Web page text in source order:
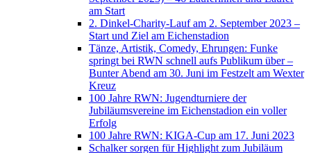
am Start
2. Dinkel-Charity-Lauf am 2. September 2023 –
Start und Ziel am Eichenstadion
Tänze, Artistik, Comedy, Ehrungen: Funke
springt bei RWN schnell aufs Publikum über –
Bunter Abend am 30. Juni im Festzelt am Wexter
Kreuz
100 Jahre RWN: Jugendturniere der
Jubiläumsvereine im Eichenstadion ein voller
Erfolg
100 Jahre RWN: KIGA-Cup am 17. Juni 2023
Schalker sorgen für Highlight zum Jubiläum